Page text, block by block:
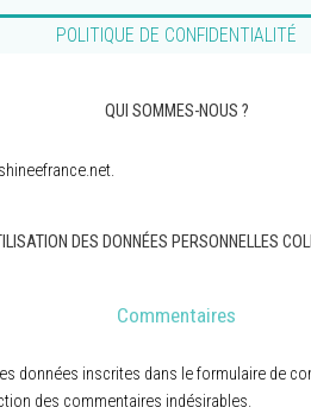
POLITIQUE DE CONFIDENTIALITÉ
QUI SOMMES-NOUS ?
DES DONNÉES PERSONNELLES
Commentaires
données inscrites dans le formulaire de
des commentaires indésirables.